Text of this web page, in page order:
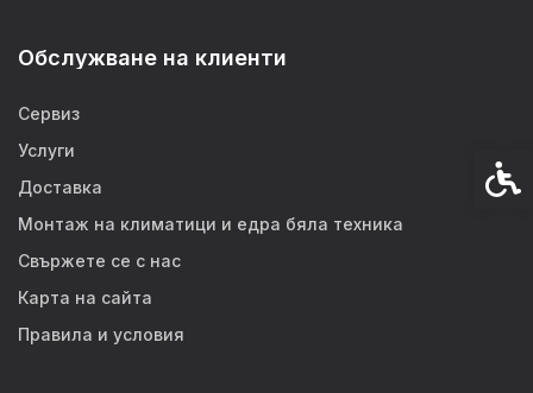
Обслужване на клиенти
Сервиз
Услуги
Доставка
Монтаж на климатици и едра бяла техника
Свържете се с нас
Карта на сайта
Правила и условия